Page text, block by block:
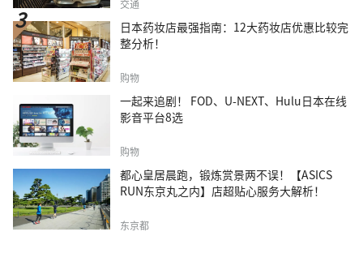
交通
日本药妆店最强指南：12大药妆店优惠比较完
整分析！
购物
一起来追剧！ FOD、U-NEXT、Hulu日本在线
影音平台8选
购物
都心皇居晨跑，锻炼赏景两不误！【ASICS
RUN东京丸之内】店超贴心服务大解析！
东京都